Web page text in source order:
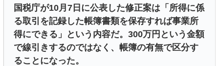
国税庁が10月7日に公表した修正案は「所得に係
る取引を記録した帳簿書類を保存すれば事業所
得にできる」という内容だ。300万円という金額
で線引きするのではなく、帳簿の有無で区分す
ることになった。